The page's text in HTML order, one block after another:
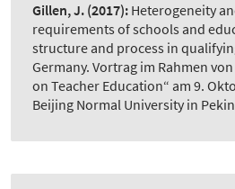
Gillen, J. (2017): Heterogeneity
requirements of schools and
structure and process in
Germany. Vortrag im Rahmen
on Teacher Education“ am 9.
Beijing Normal University in